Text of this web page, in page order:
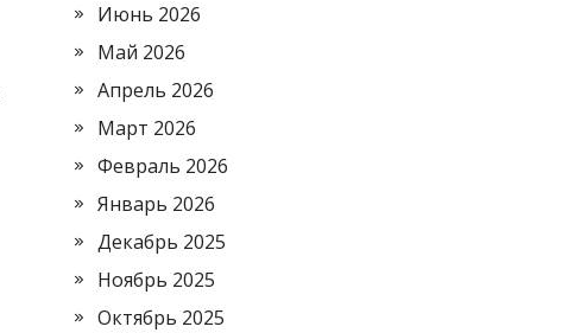
Июнь 2026
Май 2026
Апрель 2026
Март 2026
Февраль 2026
Январь 2026
Декабрь 2025
Ноябрь 2025
Октябрь 2025